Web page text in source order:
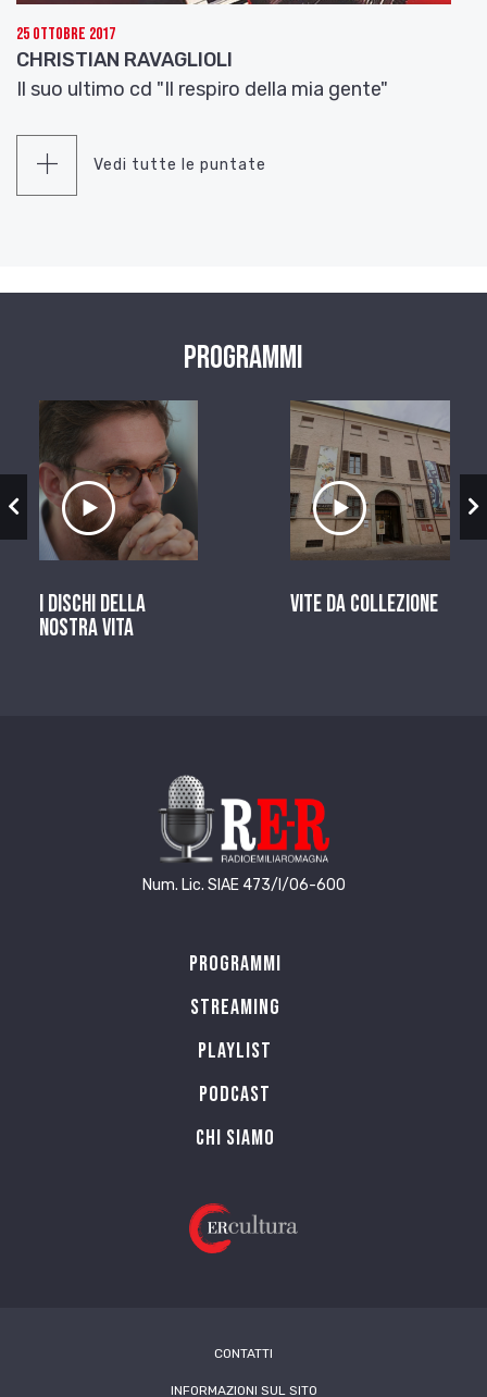
25 Ottobre 2017
CHRISTIAN RAVAGLIOLI
Il suo ultimo cd "Il respiro della mia gente"
Vedi tutte le puntate
Programmi
Ascolta il servizio
I dischi della
nostra vita
Ascolta il
Vite da Collezione
Num. Lic. SIAE 473/I/06-600
Programmi
Streaming
Playlist
PODCAST
Chi siamo
CONTATTI
INFORMAZIONI SUL SITO